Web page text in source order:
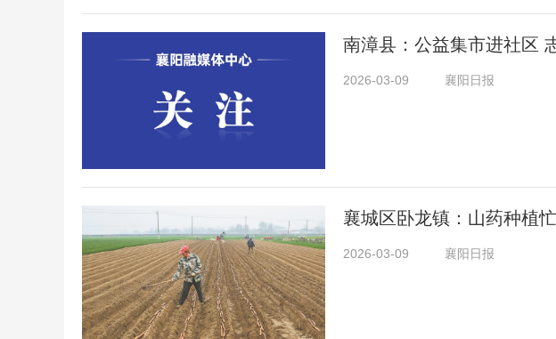
南漳县：公益集市进社区
2026-03-09 襄阳日报
襄城区卧龙镇：山药种植忙
2026-03-09 襄阳日报